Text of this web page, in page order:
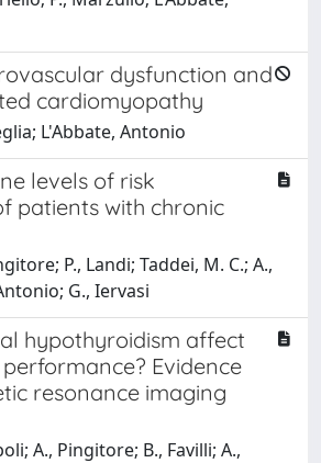
dysfunction and
cardiomyopathy
L'Abbate, Antonio
levels of risk
patients with chronic
P., Landi; Taddei, M. C.; A.,
G., Iervasi
hypothyroidism affect
Evidence
resonance imaging
A., Pingitore; B., Favilli; A.,